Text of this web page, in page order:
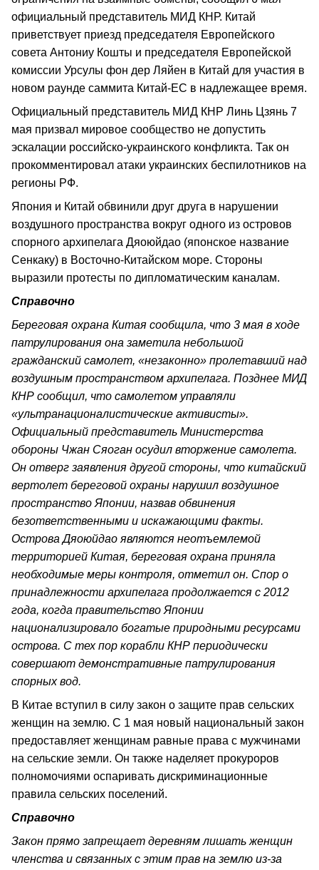
официальный представитель МИД КНР. Китай
приветствует приезд председателя Европейского
совета Антониу Кошты и председателя Европейской
комиссии Урсулы фон дер Ляйен в Китай для участия в
новом раунде саммита Китай-ЕС в надлежащее время.
Официальный представитель МИД КНР Линь Цзянь 7
мая призвал мировое сообщество не допустить
эскалации российско-украинского конфликта. Так он
прокомментировал атаки украинских беспилотников на
регионы РФ.
Япония и Китай обвинили друг друга в нарушении
воздушного пространства вокруг одного из островов
спорного архипелага Дяоюйдао (японское название
Сенкаку) в Восточно-Китайском море. Стороны
выразили протесты по дипломатическим каналам.
Справочно
Береговая охрана Китая сообщила, что 3 мая в ходе
патрулирования она заметила небольшой
гражданский самолет, «незаконно» пролетавший над
воздушным пространством архипелага. Позднее МИД
КНР сообщил, что самолетом управляли
«ультранационалистические активисты».
Официальный представитель Министерства
обороны Чжан Сяоган осудил вторжение самолета.
Он отверг заявления другой стороны, что китайский
вертолет береговой охраны нарушил воздушное
пространство Японии, назвав обвинения
безответственными и искажающими факты.
Острова Дяоюйдао являются неотъемлемой
территорией Китая, береговая охрана приняла
необходимые меры контроля, отметил он. Спор о
принадлежности архипелага продолжается с 2012
года, когда правительство Японии
национализировало богатые природными ресурсами
острова. С тех пор корабли КНР периодически
совершают демонстративные патрулирования
спорных вод.
В Китае вступил в силу закон о защите прав сельских
женщин на землю. С 1 мая новый национальный закон
предоставляет женщинам равные права с мужчинами
на сельские земли. Он также наделяет прокуроров
полномочиями оспаривать дискриминационные
правила сельских поселений.
Справочно
Закон прямо запрещает деревням лишать женщин
членства и связанных с этим прав на землю из-за